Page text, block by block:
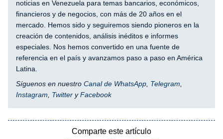
noticias en Venezuela para temas bancarios, económicos,
financieros y de negocios, con más de 20 años en el
mercado. Hemos sido y seguiremos siendo pioneros en la
creación de contenidos, análisis inéditos e informes
especiales. Nos hemos convertido en una fuente de
referencia en el país y avanzamos paso a paso en América
Latina.
Síguenos en nuestro Canal de WhatsApp Telegram
Instagram
Twitter yFacebook
Comparte este artículo